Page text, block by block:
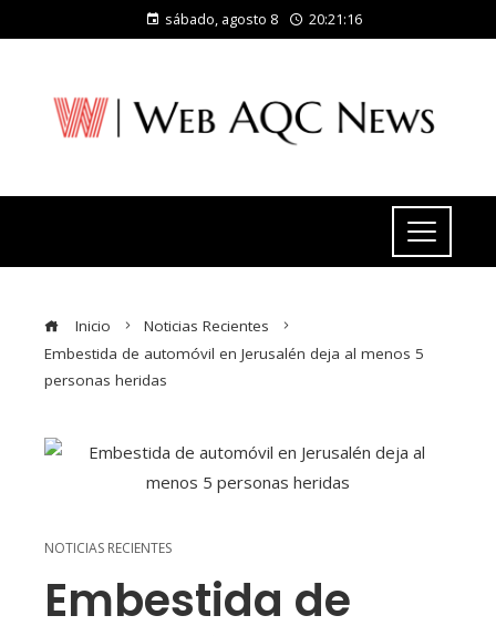
sábado, agosto 8 20:21:17
Inicio
Noticias Recientes
Embestida de automóvil en Jerusalén deja al menos 5
personas heridas
NOTICIAS RECIENTES
Embestida de